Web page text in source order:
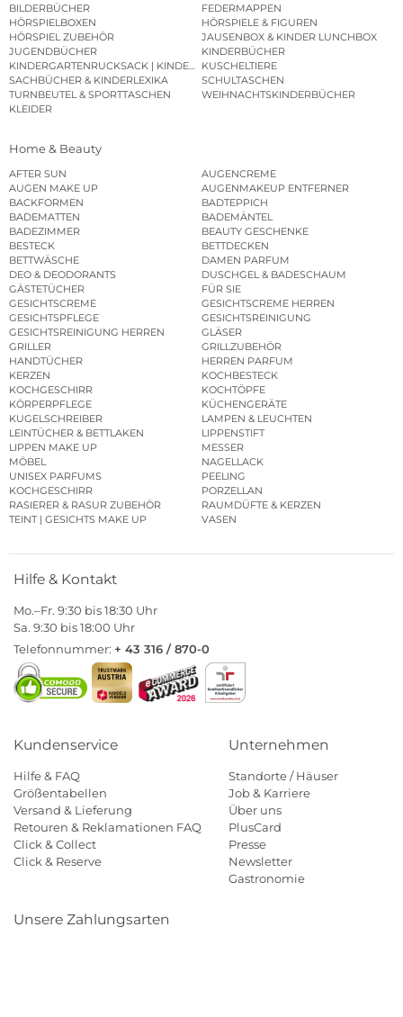
BILDERBÜCHER
FEDERMAPPEN
HÖRSPIELBOXEN
HÖRSPIELE & FIGUREN
HÖRSPIEL ZUBEHÖR
JAUSENBOX & KINDER LUNCHBOX
JUGENDBÜCHER
KINDERBÜCHER
KINDERGARTENRUCKSACK | KINDERGARTENBEUTEL
KUSCHELTIERE
SACHBÜCHER & KINDERLEXIKA
SCHULTASCHEN
TURNBEUTEL & SPORTTASCHEN
WEIHNACHTSKINDERBÜCHER
KLEIDER
Home & Beauty
AFTER SUN
AUGENCREME
AUGEN MAKE UP
AUGENMAKEUP ENTFERNER
BACKFORMEN
BADTEPPICH
BADEMATTEN
BADEMÄNTEL
BADEZIMMER
BEAUTY GESCHENKE
BESTECK
BETTDECKEN
BETTWÄSCHE
DAMEN PARFUM
DEO & DEODORANTS
DUSCHGEL & BADESCHAUM
GÄSTETÜCHER
FÜR SIE
GESICHTSCREME
GESICHTSCREME HERREN
GESICHTSPFLEGE
GESICHTSREINIGUNG
GESICHTSREINIGUNG HERREN
GLÄSER
GRILLER
GRILLZUBEHÖR
HANDTÜCHER
HERREN PARFUM
KERZEN
KOCHBESTECK
KOCHGESCHIRR
KOCHTÖPFE
KÖRPERPFLEGE
KÜCHENGERÄTE
KUGELSCHREIBER
LAMPEN & LEUCHTEN
LEINTÜCHER & BETTLAKEN
LIPPENSTIFT
LIPPEN MAKE UP
MESSER
MÖBEL
NAGELLACK
UNISEX PARFUMS
PEELING
KOCHGESCHIRR
PORZELLAN
RASIERER & RASUR ZUBEHÖR
RAUMDÜFTE & KERZEN
TEINT | GESICHTS MAKE UP
VASEN
Hilfe & Kontakt
Mo.–Fr. 9:30 bis 18:30 Uhr
Sa. 9:30 bis 18:00 Uhr
Telefonnummer: + 43 316 / 870-0
Kundenservice
Hilfe & FAQ
Größentabellen
Versand & Lieferung
Retouren & Reklamationen FAQ
Click & Collect
Click & Reserve
Unternehmen
Standorte / Häuser
Job & Karriere
Über uns
PlusCard
Presse
Newsletter
Gastronomie
Unsere Zahlungsarten